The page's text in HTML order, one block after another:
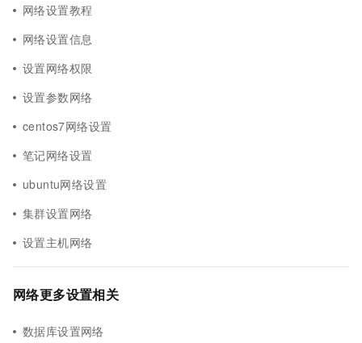
网络设置教程
网络设置信息
设置网络权限
设置参数网络
centos7网络设置
笔记网络设置
ubuntu网络设置
集群设置网络
设置主机网络
网络更多设置相关
数据库设置网络